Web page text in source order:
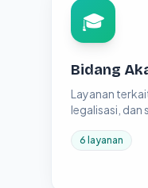
🎓
Bidang
Layanan
legalisasi, dan
6 layanan